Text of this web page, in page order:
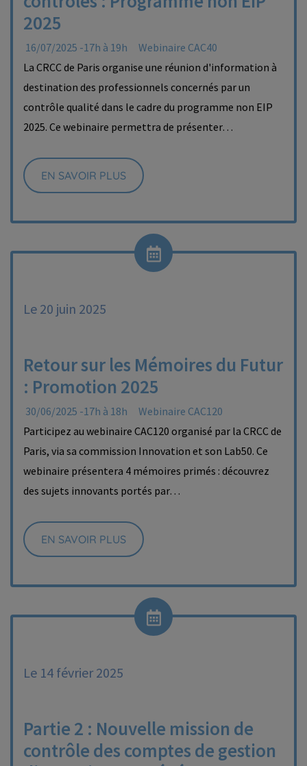
2025
16/07/2025 -17h à 19h
Webinaire CAC40
La CRCC de Paris organise une réunion d'information à
destination des professionnels concernés par un
contrôle qualité dans le cadre du programme non EIP
2025. Ce webinaire permettra de présenter…
EN SAVOIR PLUS
Le 20 juin 2025
Retour sur les Mémoires du Futur
: Promotion 2025
30/06/2025 -17h à 18h
Webinaire CAC120
Participez au webinaire CAC120 organisé par la CRCC de
Paris, via sa commission Innovation et son Lab50. Ce
webinaire présentera 4 mémoires primés : découvrez
des sujets innovants portés par…
EN SAVOIR PLUS
Le 14 février 2025
Partie 2 : Nouvelle mission de
contrôle des comptes de gestion